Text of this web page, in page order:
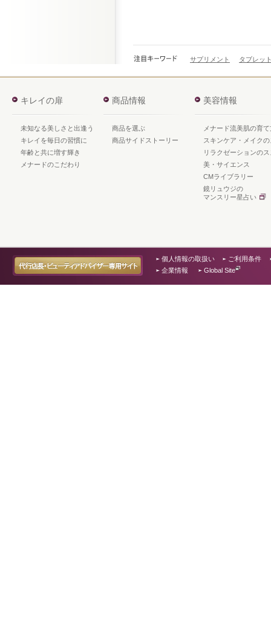
サプリメント タブレッ
キレイの扉
未知なる美しさと出逢う
キレイを毎日の習慣に
年齢と共に増す輝き
メナードのこだわり
商品情報
商品を選ぶ
商品サイドストーリー
美容情報
メナード流美肌の育て
スキンケア・メイク
リラクゼーションの
美・サイエンス
CMライブラリー
鏡リュウジの
マンスリー星占い
個人情報の取扱い
ご利用条件
企業情報
Global Site